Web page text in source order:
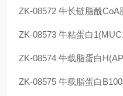
ZK-08572 牛长链脂酰CoA
ZK-08573 牛粘蛋白
ZK-08574 牛载脂蛋白
ZK-08575 牛载脂蛋白